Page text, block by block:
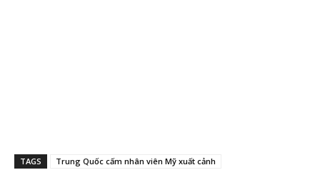
TAGS Trung Quốc cấm nhân viên Mỹ xuất cảnh